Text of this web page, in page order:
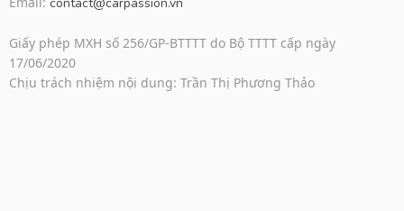
Giấy phép MXH số 256/GP-BTTTT do Bộ TTTT cấp ngày
17/06/2020
Chịu trách nhiệm nội dung: Trần Thị Phương Thảo